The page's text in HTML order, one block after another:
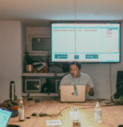
war:
825,00 €
ist:
742,00 €.